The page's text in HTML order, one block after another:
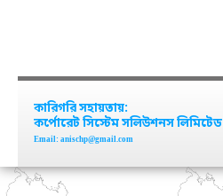
কারিগরি সহায়তায়:
কর্পোরেট সিস্টেম সলিউশনস লিমিটেড
Email: anischp@gmail.com